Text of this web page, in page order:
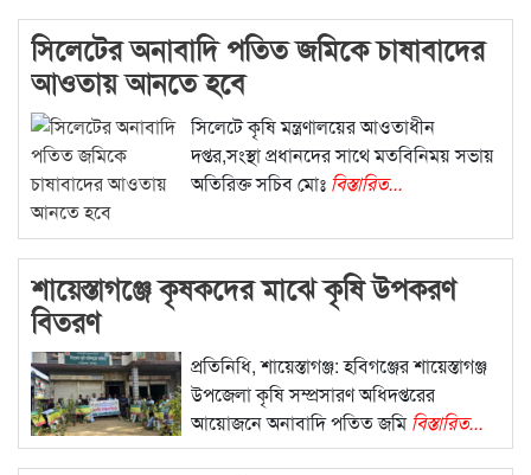
সিলেটের অনাবাদি পতিত জমিকে চাষাবাদের
আওতায় আনতে হবে
সিলেটে কৃষি মন্ত্রণালয়ের আওতাধীন
দপ্তর,সংস্থা প্রধানদের সাথে মতবিনিময় সভায়
অতিরিক্ত সচিব মোঃ বিস্তারিত...
শায়েস্তাগঞ্জে কৃষকদের মাঝে কৃষি উপকরণ
বিতরণ
প্রতিনিধি, শায়েস্তাগঞ্জ: হবিগঞ্জের শায়েস্তাগঞ্জ
উপজেলা কৃষি সম্প্রসারণ অধিদপ্তরের
আয়োজনে অনাবাদি পতিত জমিবিস্তারিত...